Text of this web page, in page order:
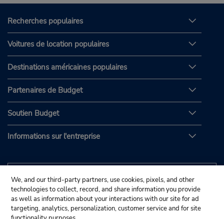
Recherches populaires
Voitures de location populaires
Destinations américaines populaires
Partenaires de Budget
Soutien Budget
Informations sur l'entreprise
We, and our third-party partners, use cookies, pixels, and other
technologies to collect, record, and share information you provide
as well as information about your interactions with our site for ad
targeting, analytics, personalization, customer service and for site